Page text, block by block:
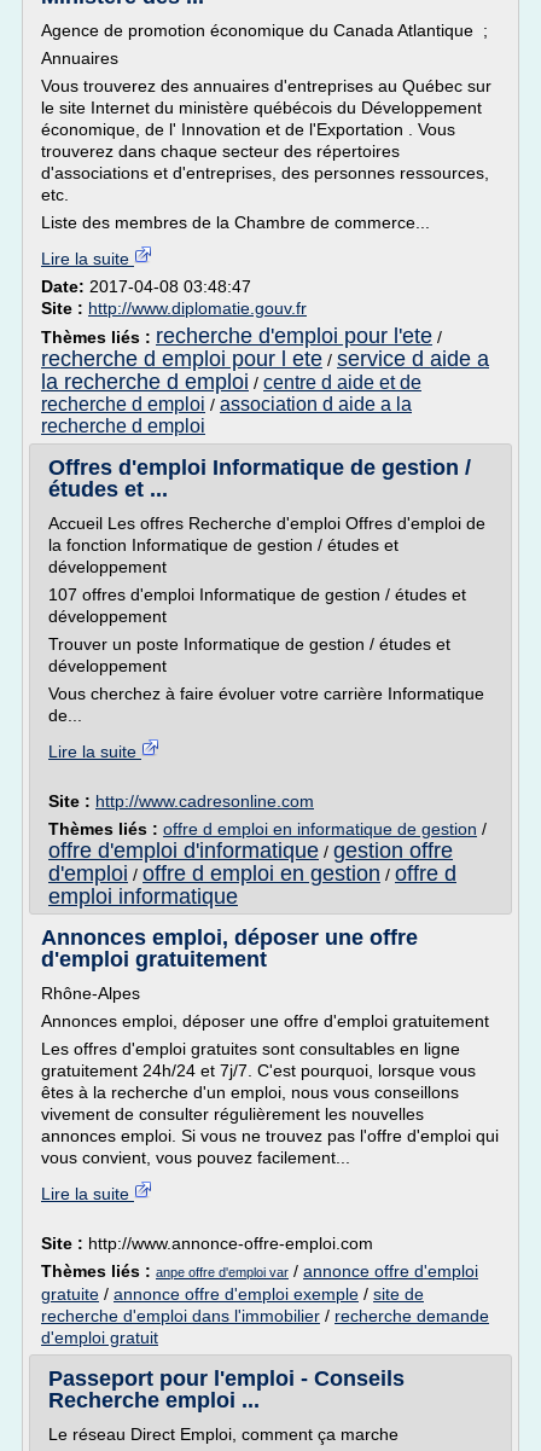
Agence de promotion économique du Canada Atlantique ;
Annuaires
Vous trouverez des annuaires d'entreprises au Québec sur
le site Internet du ministère québécois du Développement
économique, de l' Innovation et de l'Exportation . Vous
trouverez dans chaque secteur des répertoires
d'associations et d'entreprises, des personnes ressources,
etc.
Liste des membres de la Chambre de commerce...
Lire la suite
Date: 2017-04-08 03:48:47
Site : http://www.diplomatie.gouv.fr
Thèmes liés : recherche d'emploi pour l'ete /
recherche d emploi pour l ete / service d aide a
la recherche d emploi / centre d aide et de
recherche d emploi / association d aide a la
recherche d emploi
Offres d'emploi Informatique de gestion /
études et ...
Accueil Les offres Recherche d'emploi Offres d'emploi de
la fonction Informatique de gestion / études et
développement
107 offres d'emploi Informatique de gestion / études et
développement
Trouver un poste Informatique de gestion / études et
développement
Vous cherchez à faire évoluer votre carrière Informatique
de...
Lire la suite
Site : http://www.cadresonline.com
Thèmes liés : offre d emploi en informatique de gestion /
offre d'emploi d'informatique / gestion offre
d'emploi / offre d emploi en gestion / offre d
emploi informatique
Annonces emploi, déposer une offre
d'emploi gratuitement
Rhône-Alpes
Annonces emploi, déposer une offre d'emploi gratuitement
Les offres d'emploi gratuites sont consultables en ligne
gratuitement 24h/24 et 7j/7. C'est pourquoi, lorsque vous
êtes à la recherche d'un emploi, nous vous conseillons
vivement de consulter régulièrement les nouvelles
annonces emploi. Si vous ne trouvez pas l'offre d'emploi qui
vous convient, vous pouvez facilement...
Lire la suite
Site : http://www.annonce-offre-emploi.com
Thèmes liés : anpe offre d'emploi var / annonce offre d'emploi
gratuite / annonce offre d'emploi exemple / site de
recherche d'emploi dans l'immobilier / recherche demande
d'emploi gratuit
Passeport pour l'emploi - Conseils
Recherche emploi ...
Le réseau Direct Emploi, comment ça marche